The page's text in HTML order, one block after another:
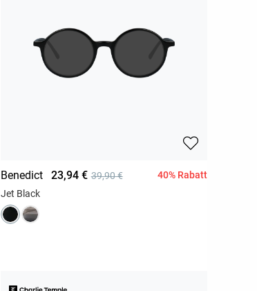
Benedict 23,94 € 39,90 €
40% Rabatt
Jet Black